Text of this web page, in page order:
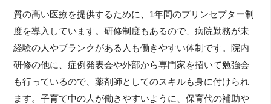
質の高い医療を提供するために、1年間のプリンセプター制
度を導入しています。研修制度もあるので、病院勤務が未
経験の人やブランクがある人も働きやすい体制です。院内
研修の他に、症例発表会や外部から専門家を招いて勉強会
も行っているので、薬剤師としてのスキルも身に付けられ
ます。子育て中の人が働きやすいように、保育代の補助や